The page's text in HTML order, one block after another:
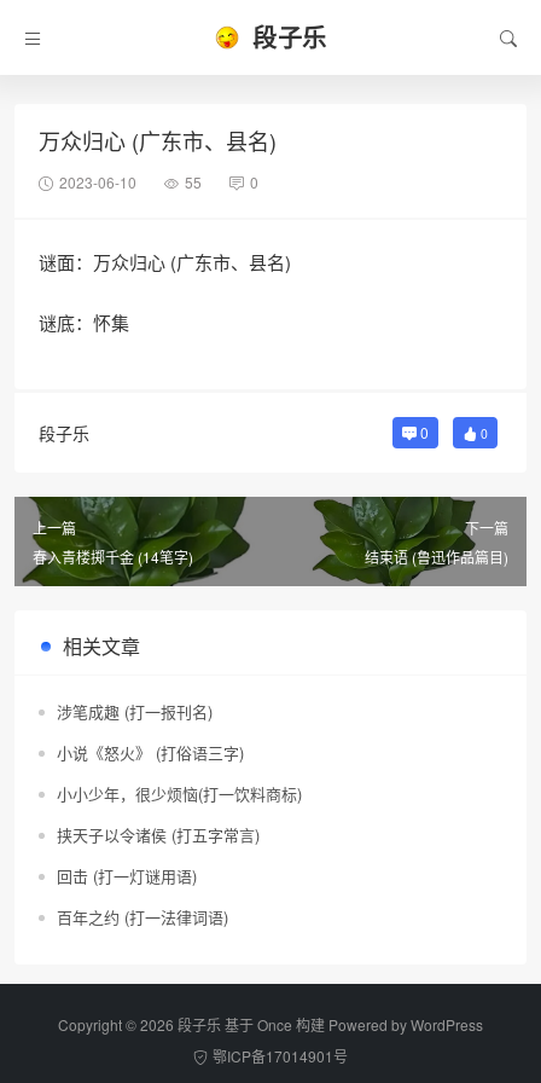
段子乐
万众归心 (广东市、县名)
2023-06-10 55 0
谜面：万众归心 (广东市、县名)
谜底：怀集
段子乐 0 0
上一篇
春入青楼掷千金 (14笔字)
下一篇
结束语 (鲁迅作品篇目)
相关文章
涉笔成趣 (打一报刊名)
小说《怒火》 (打俗语三字)
小小少年，很少烦恼(打一饮料商标)
挟天子以令诸侯 (打五字常言)
回击 (打一灯谜用语)
百年之约 (打一法律词语)
Copyright © 2026 段子乐 基于 Once 构建 Powered byWordPress
鄂ICP备17014901号